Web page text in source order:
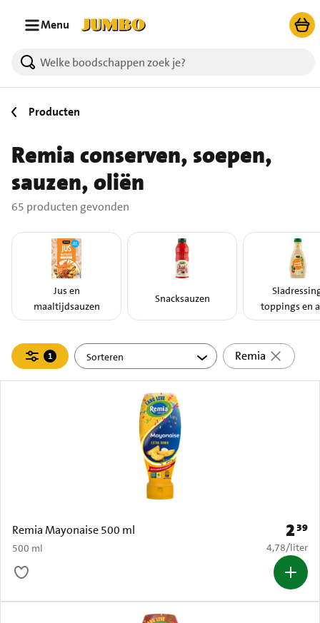
Menu
65 producten gevonden.
Producten
Remia conserven, soepen,
sauzen, oliën
65 producten gevonden
Jus en
maaltijdsauzen
Snacksauzen
toppings en
Filteren
1
actief
Remia
Remia Mayonaise 500 ml
500 ml
Prijs:
239
€ 4,78 per
4,78/liter